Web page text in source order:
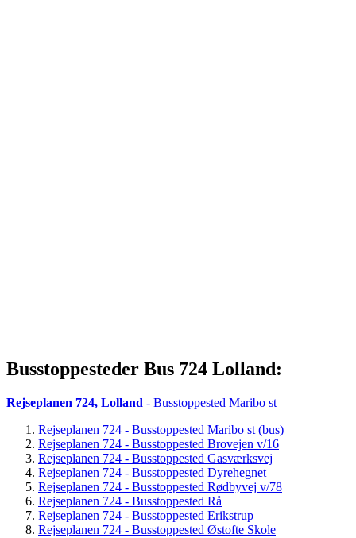
Busstoppesteder Bus 724 Lolland:
Rejseplanen 724, Lolland - Busstoppested Maribo st
Rejseplanen 724 - Busstoppested Maribo st (bus)
Rejseplanen 724 - Busstoppested Brovejen v/16
Rejseplanen 724 - Busstoppested Gasværksvej
Rejseplanen 724 - Busstoppested Dyrehegnet
Rejseplanen 724 - Busstoppested Rødbyvej v/78
Rejseplanen 724 - Busstoppested Rå
Rejseplanen 724 - Busstoppested Erikstrup
Rejseplanen 724 - Busstoppested Østofte Skole